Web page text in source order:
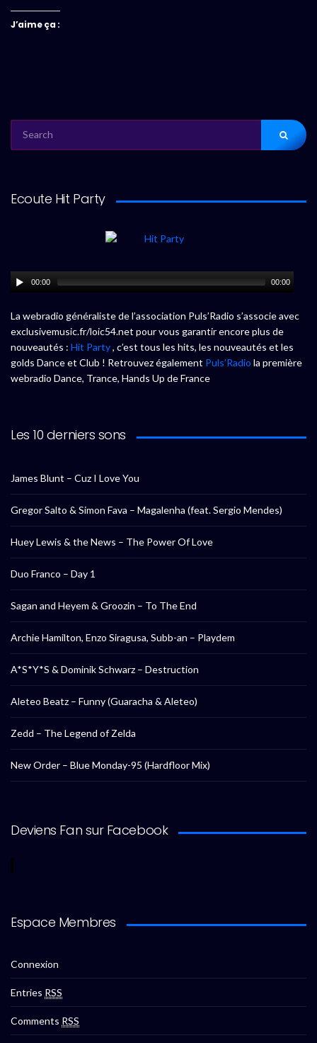
J’aime ça :
FOR:
Ecoute Hit Party
00:00 00:00
La webradio généraliste de l’association Puls’Radio s’associe avec
exclusivemusic.fr/loic54.net pour vous garantir encore plus de
nouveautés : Hit Party, c’est tous les hits, les nouveautés et les
golds Dance et Club ! Retrouvez également Puls’Radio la première
webradio Dance, Trance, Hands Up de France
Les 10 derniers sons
James Blunt – Cuz I Love You
Gregor Salto & Simon Fava – Magalenha (feat. Sergio Mendes)
Huey Lewis & the News – The Power Of Love
Duo Franco – Day 1
Sagan and Heyem & Groozin – To The End
Archie Hamilton, Enzo Siragusa, Subb-an – Playdem
A*S*Y*S & Dominik Schwarz – Destruction
Aleteo Beatz – Funny (Guaracha & Aleteo)
Zedd – The Legend of Zelda
New Order – Blue Monday-95 (Hardfloor Mix)
Deviens Fan sur Facebook
Espace Membres
Connexion
Entries RSS
Comments RSS